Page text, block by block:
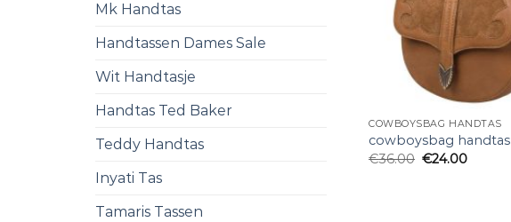
Mk Handtas
Handtassen Dames Sale
Wit Handtasje
Handtas Ted Baker
Teddy Handtas
Inyati Tas
Tamaris Tassen
COWBOYSBAG HANDTAS
cowboysbag handtas
€36.00 €24.00